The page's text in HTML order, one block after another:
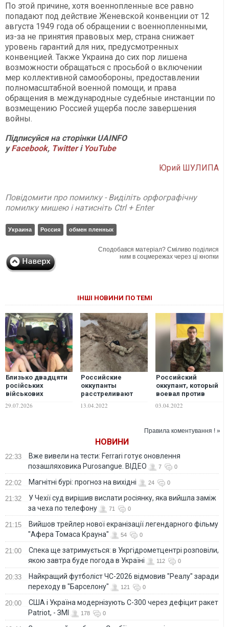
По этой причине, хотя военнопленные все равно
попадают под действие Женевской конвенции от 12
августа 1949 года об обращении с военнопленными,
из-за не принятия правовых мер, страна снижает
уровень гарантий для них, предусмотренных
конвенцией. Также Украина до сих пор лишена
возможности обращаться с просьбой о включении
мер коллективной самообороны, предоставлении
полномасштабной военной помощи, и права
обращения в международные судебные инстанции по
возмещению Россией ущерба после завершения
войны.
Підписуйся на сторінки UAINFO
уFacebook, Twitter і YouTube
Юрий ШУЛИПА
Повідомити про помилку - Виділіть орфографічну
помилку мишею і натисніть Ctrl + Enter
Украина Россия обмен пленных
Сподобався матеріал? Сміливо поділися
ним в соцмережах через ці кнопки
ІНШІ НОВИНИ ПО ТЕМІ
Близько двадцяти
російських
військових
український полон
29.07.2026
Российские
оккупанты
расстреливают
пленных ради
13.04.2022
Российский
оккупант, который
воевал против
плен, захотел
03.04.2022
Правила коментування ! »
НОВИНИ
22:33
Вже вивели на тести: Ferrari готує оновлення
позашляховика Purosangue. ВІДЕО
7 0
22:02 Магнітні бурі: прогноз на вихідні 24 0
21:32
У Чехії суд вирішив вислати росіянку, яка вийшла заміж
за чеха по телефону
71 0
21:15
Вийшов трейлер нової екранізації легендарного фільму
"Афера Томаса Крауна"
54 0
21:00
Спека ще затримується: в Укргідрометцентрі розповіли,
якою завтра буде погода в Україні
112 0
20:33
Найкращий футболіст ЧС-2026 відмовив "Реалу" заради
переходу в "Барселону"
121 0
20:00
США і Україна модернізують С-300 через дефіцит ракет
Patriot, - ЗМІ
178 0